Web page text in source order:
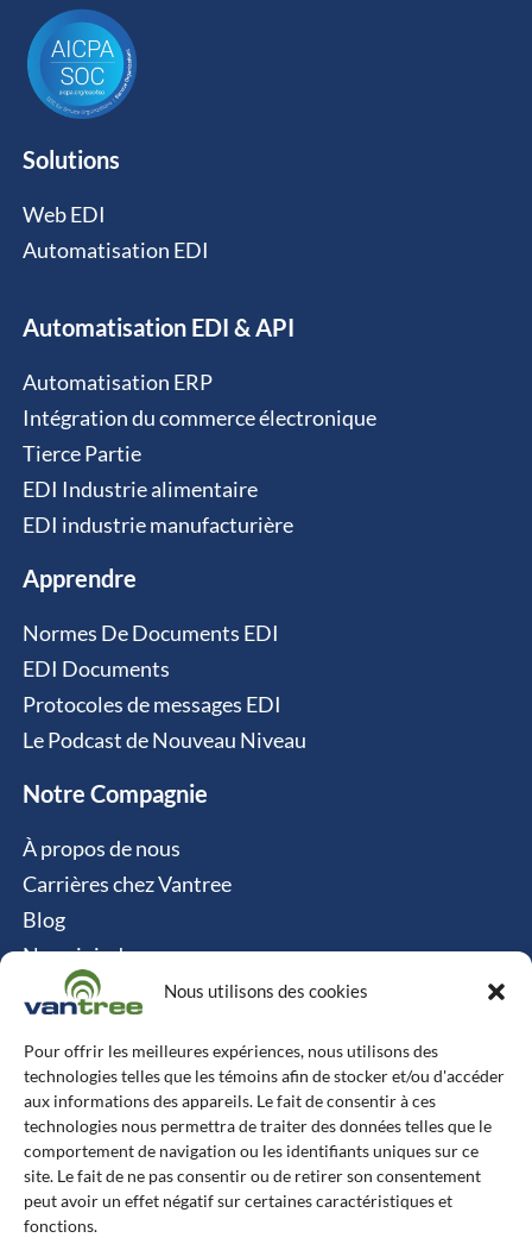
Nous utilisons des cookies
Pour offrir les meilleures expériences, nous utilisons des
technologies telles que les témoins afin de stocker et/ou d'accéder
aux informations des appareils. Le fait de consentir à ces
technologies nous permettra de traiter des données telles que le
comportement de navigation ou les identifiants uniques sur ce
site. Le fait de ne pas consentir ou de retirer son consentement
peut avoir un effet négatif sur certaines caractéristiques et
fonctions.
Solutions
Web EDI
Automatisation EDI
Automatisation EDI & API
Automatisation ERP
Intégration du commerce électronique
Tierce Partie
EDI Industrie alimentaire
EDI industrie manufacturière
Apprendre
Normes De Documents EDI
EDI Documents
Protocoles de messages EDI
Le Podcast de Nouveau Niveau
Notre Compagnie
À propos de nous
Carrières chez Vantree
Blog
Nous joindre
Politique relative aux cookies
Contact
Vantree Systems
514-747-0350
6500 TransCanada, Chemin de Service S, 4e
étage, Pointe-Claire, QC H9R 0A5